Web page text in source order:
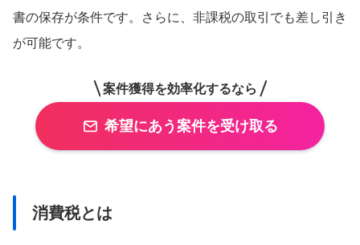
書の保存が条件です。さらに、非課税の取引でも差し引き
が可能です。
案件獲得を効率化するなら
希望にあう案件を受け取る
消費税とは